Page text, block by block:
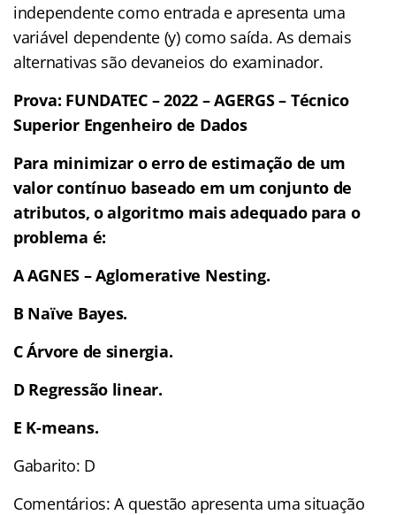
independente como entrada e apresenta uma
variável dependente (y) como saída. As demais
alternativas são devaneios do examinador.
Prova: FUNDATEC – 2022 – AGERGS – Técnico
Superior Engenheiro de Dados
Para minimizar o erro de estimação de um
valor contínuo baseado em um conjunto de
atributos, o algoritmo mais adequado para o
problema é:
A AGNES – Aglomerative Nesting.
B Naïve Bayes.
C Árvore de sinergia.
D Regressão linear.
E K-means.
Gabarito: D
Comentários: A questão apresenta uma situação